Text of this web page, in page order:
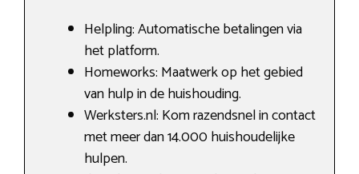
Helpling: Automatische betalingen via
het platform.
Homeworks: Maatwerk op het gebied
van hulp in de huishouding.
Werksters.nl: Kom razendsnel in contact
met meer dan 14.000 huishoudelijke
hulpen.